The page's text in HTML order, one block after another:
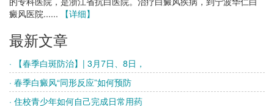
癜风医院......
【详细】
最新文章
· 【春季白斑防治】| 3月7日、8日，
· 春季白癜风“同形反应”如何预防
· 住校青少年如何自己完成日常用药